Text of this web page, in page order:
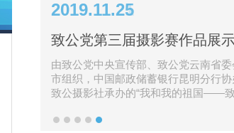
2019.11.21
由致公党中央宣传部、致公党云南省
市组织，中国邮政储蓄银行昆明分行
致公摄影社承办的“我和我的祖国——